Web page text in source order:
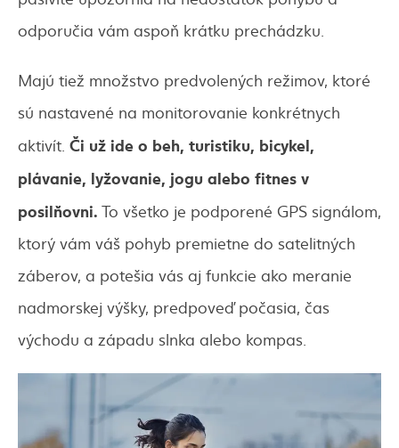
odporučia vám aspoň krátku prechádzku.
Majú tiež množstvo predvolených režimov, ktoré
sú nastavené na monitorovanie konkrétnych
aktivít. Či už ide o beh, turistiku, bicykel,
plávanie, lyžovanie, jogu alebo fitnes v
posilňovni. To všetko je podporené GPS signálom,
ktorý vám váš pohyb premietne do satelitných
záberov, a potešia vás aj funkcie ako meranie
nadmorskej výšky, predpoveď počasia, čas
východu a západu slnka alebo kompas.